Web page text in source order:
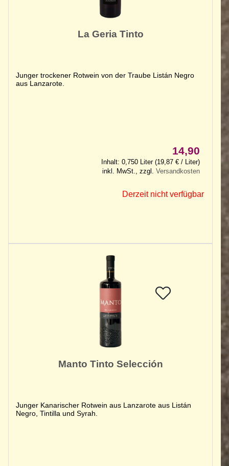
La Geria Tinto
Junger trockener Rotwein von der Traube Listán Negro
aus Lanzarote.
14,90
Inhalt: 0,750 Liter (19,87 € / Liter)
inkl. MwSt., zzgl.Versandkosten
Derzeit nicht verfügbar
Manto Tinto Selección
Junger Kanarischer Rotwein aus Lanzarote aus Listán
Negro, Tintilla und Syrah.